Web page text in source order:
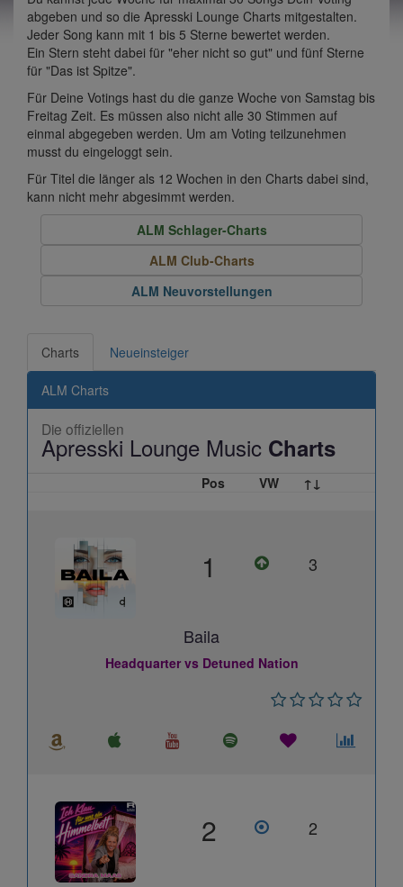
abgeben und so die Apresski Lounge Charts mitgestalten.
Jeder Song kann mit 1 bis 5 Sterne bewertet werden.
Ein Stern steht dabei für "eher nicht so gut" und fünf Sterne
für "Das ist Spitze".
Für Deine Votings hast du die ganze Woche von Samstag bis
Freitag Zeit. Es müssen also nicht alle 30 Stimmen auf
einmal abgegeben werden. Um am Voting teilzunehmen
musst du eingeloggt sein.
Für Titel die länger als 12 Wochen in den Charts dabei sind,
kann nicht mehr abgesimmt werden.
ALM Schlager-Charts
ALM Club-Charts
ALM Neuvorstellungen
Charts Neueinsteiger
ALM Charts
Die offiziellen
Apresski Lounge Music Charts
Pos VW ↑↓
1 3
Baila
Headquarter vs Detuned Nation
2 2